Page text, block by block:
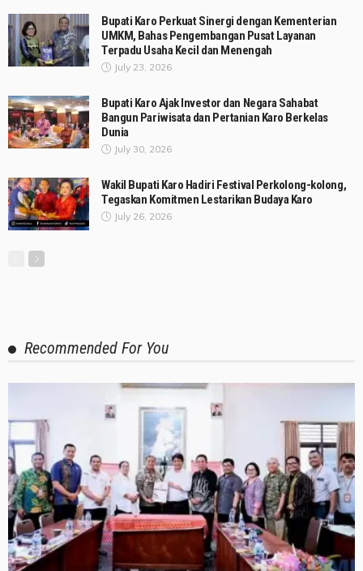
Bupati Karo Perkuat Sinergi dengan Kementerian
UMKM, Bahas Pengembangan Pusat Layanan
Terpadu Usaha Kecil dan Menengah
July 23, 2026
Bupati Karo Ajak Investor dan Negara Sahabat
Bangun Pariwisata dan Pertanian Karo Berkelas
Dunia
July 30, 2026
Wakil Bupati Karo Hadiri Festival Perkolong-kolong,
Tegaskan Komitmen Lestarikan Budaya Karo
July 26, 2026
Recommended For You